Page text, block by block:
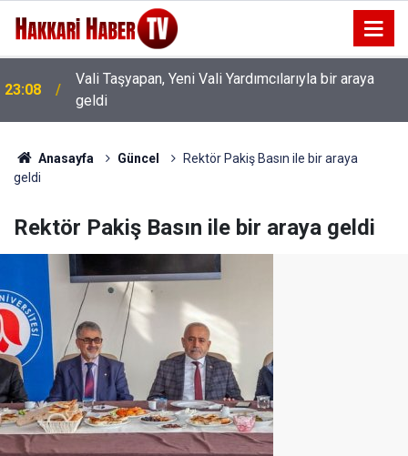
23:08
Vali Taşyapan, Yeni Vali Yardımcılarıyla bir araya
geldi
22:59
İran Heyetin'den Vali Taşyapan'a ziyaret
Anasayfa Güncel
Rektör Pakiş Basın ile bir araya
geldi
Rektör Pakiş Basın ile bir araya geldi